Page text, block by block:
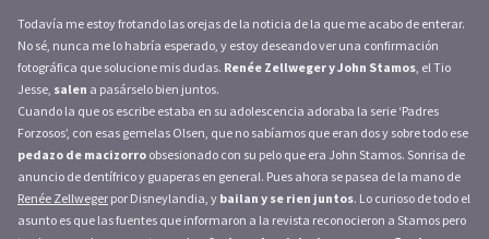
Todavía me estoy frotando las orejas de la noticia de la que me acabo de enterar.
No sé, nunca me lo habría esperado, y estoy deseando ver una confirmación
fotográfica que solucione mis dudas. Renée Zellweger y John Stamos, el Tio
Jesse, salen a pasárselo bien juntos.
Cuando la que os escribe estaba en su adolescencia adoraba la serie ‘Padres
Forzosos’, con esas gemelas Olsen, que no sabíamos que eran dos y sobre todo ese
pedazo de macizorro obsesionado con su pelo que era John Stamos. Sonrisa de
anuncio de dentífrico y guaperas en general. Pues ahora se pasea de la mano de
Renée Zellweger por Disneylandia, y bailan y se rien juntos. Lo curioso de todo el
asunto es que las fuentes que informaron a la revista reconocieron a Stamos pero